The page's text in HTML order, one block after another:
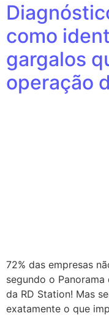
como
gargalos
operação
72% das empresas
segundo o
da RD Station! Mas
exatamente o que